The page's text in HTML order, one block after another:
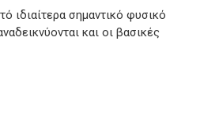
ιδιαίτερα σημαντικό φυσικό
και οι βασικές